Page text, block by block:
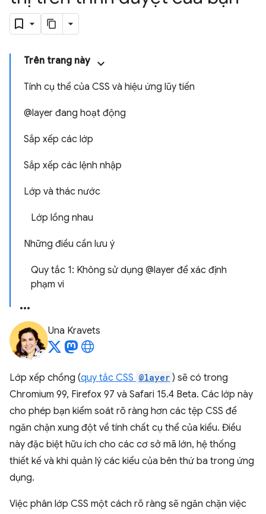
Trên trang này
Tính cụ thể của CSS và hiệu ứng lũy tiến
@layer đang hoạt động
Sắp xếp các lớp
Sắp xếp các lệnh nhập
Lớp và thác nước
Lớp lồng nhau
Những điều cần lưu ý
Quy tắc 1: Không sử dụng @layer để xác định
phạm vi
Una Kravets
Lớp xếp chồng (quy tắc CSS @layer ) sẽ có trong
Chromium 99, Firefox 97 và Safari 15.4 Beta. Các lớp này
cho phép bạn kiểm soát rõ ràng hơn các tệp CSS để
ngăn chặn xung đột về tính chất cụ thể của kiểu. Điều
này đặc biệt hữu ích cho các cơ sở mã lớn, hệ thống
thiết kế và khi quản lý các kiểu của bên thứ ba trong ứng
dụng.
Việc phân lớp CSS một cách rõ ràng sẽ ngăn chặn việc